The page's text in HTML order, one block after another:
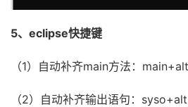
5、eclipse快捷键
（1）自动补齐main方法：
（2）自动补齐输出语句：